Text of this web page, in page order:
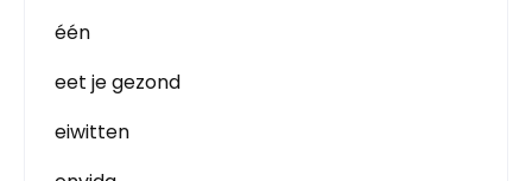
één
eet je gezond
eiwitten